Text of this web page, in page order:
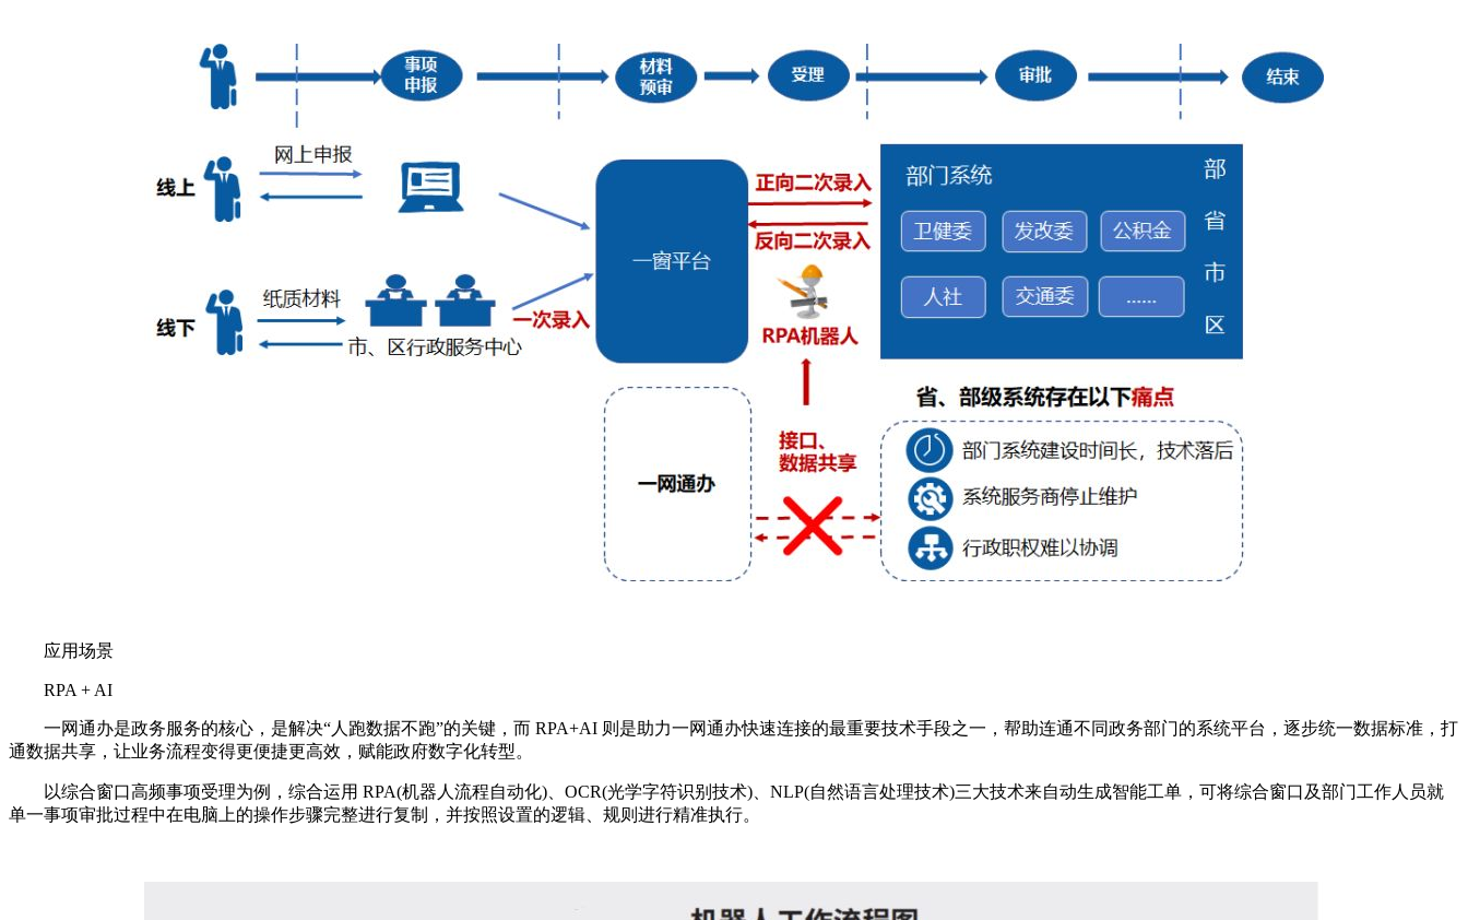
应用场景
RPA + AI
一网通办是政务服务的核心，是解决“人跑数据不跑”的关键，而 RPA+AI 则是助力一网通办快速连接的最重要技术手段之一，帮助连通不同政务部门的系统平台，逐步统一数据标准，打
通数据共享，让业务流程变得更便捷更高效，赋能政府数字化转型。
以综合窗口高频事项受理为例，综合运用 RPA(机器人流程自动化)、OCR(光学字符识别技术)、NLP(自然语言处理技术)三大技术来自动生成智能工单，可将综合窗口及部门工作人员就
单一事项审批过程中在电脑上的操作步骤完整进行复制，并按照设置的逻辑、规则进行精准执行。